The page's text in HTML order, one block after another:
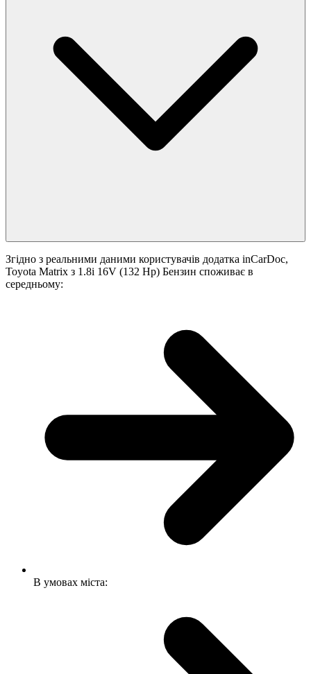
Згідно з реальними даними користувачів додатка inCarDoc,
Toyota Matrix з 1.8i 16V (132 Hp) Бензин споживає в
середньому:
В умовах міста: